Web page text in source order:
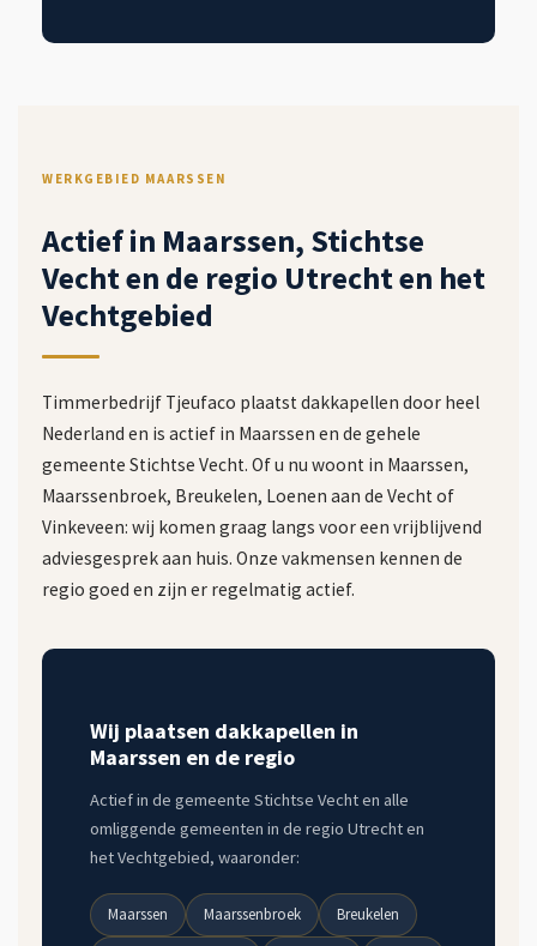
WERKGEBIED MAARSSEN
Actief in Maarssen, Stichtse
Vecht en de regio Utrecht en het
Vechtgebied
Timmerbedrijf Tjeufaco plaatst dakkapellen door heel
Nederland en is actief in Maarssen en de gehele
gemeente Stichtse Vecht. Of u nu woont in Maarssen,
Maarssenbroek, Breukelen, Loenen aan de Vecht of
Vinkeveen: wij komen graag langs voor een vrijblijvend
adviesgesprek aan huis. Onze vakmensen kennen de
regio goed en zijn er regelmatig actief.
Wij plaatsen dakkapellen in
Maarssen en de regio
Actief in de gemeente Stichtse Vecht en alle
omliggende gemeenten in de regio Utrecht en
het Vechtgebied, waaronder:
Maarssen Maarssenbroek Breukelen